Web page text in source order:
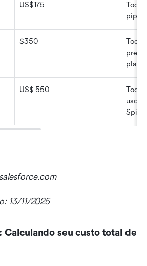
US$175
$350
plano
US$ 550
uso
Spiff/
13/11/2025
Calculando seu custo total de